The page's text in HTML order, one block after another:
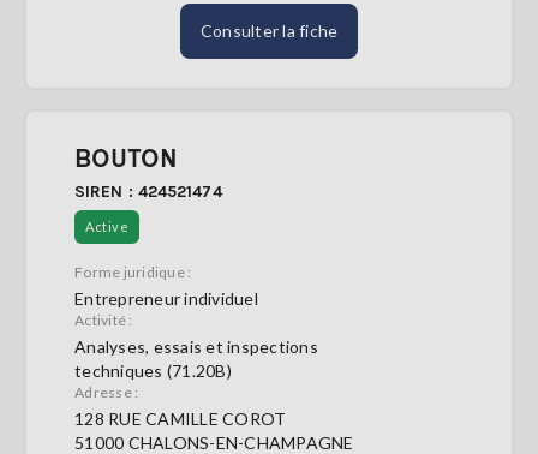
Consulter la fiche
BOUTON
SIREN : 424521474
Active
Forme juridique :
Entrepreneur individuel
Activité :
Analyses, essais et inspections
techniques (71.20B)
Adresse :
128 RUE CAMILLE COROT
51000 CHALONS-EN-CHAMPAGNE